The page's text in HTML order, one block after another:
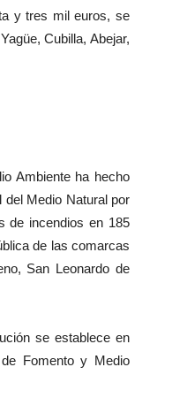
y tres mil euros, se
Cubilla, Abejar,
Ambiente ha hecho
del Medio Natural por
de incendios en 185
de las comarcas
San Leonardo de
se establece en
Fomento y Medio